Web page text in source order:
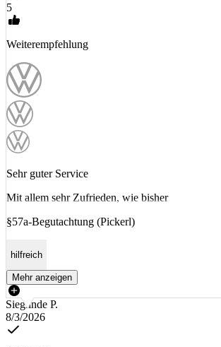
5
Weiterempfehlung
Sehr guter Service
Mit allem sehr Zufrieden, wie bisher
§57a-Begutachtung (Pickerl)
hilfreich
Mehr anzeigen
Sieglinde P.
8/3/2026